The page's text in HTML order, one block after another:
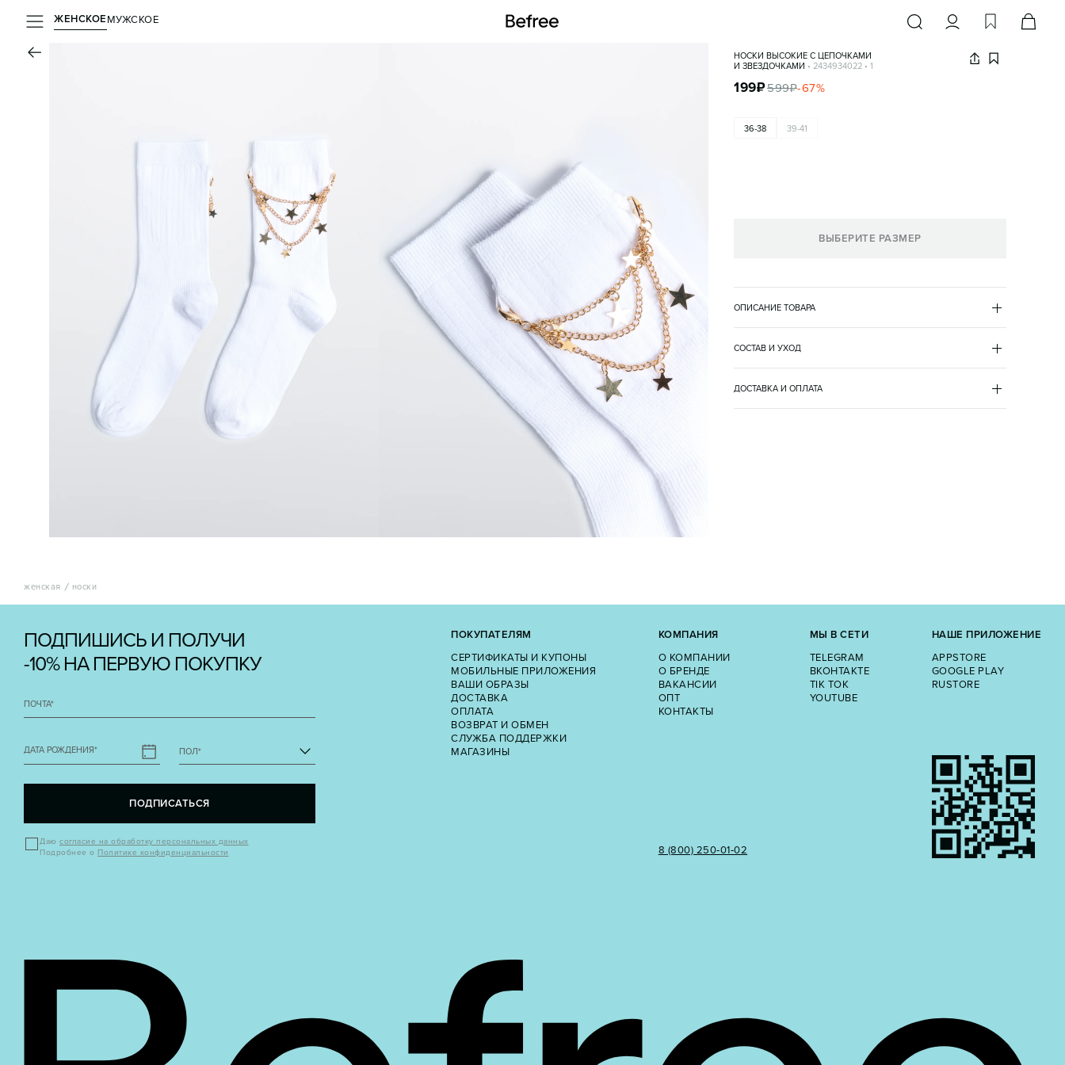
ЖЕНСКОЕМУЖСКОЕ
НОСКИ ВЫСОКИЕ С ЦЕПОЧКАМИ
И ЗВЕЗДОЧКАМИ • 2434934022 • 1
199₽599₽-67%
ВЫБЕРИТЕ РАЗМЕР
36-38 39-41
ОПИСАНИЕ ТОВАРА
БЕЛЫЙ• 1
СОСТАВ И УХОД
ДОСТАВКА И ОПЛАТА
женская носки
ПОДПИШИСЬ И ПОЛУЧИ
-10% НА ПЕРВУЮ ПОКУПКУ
ПОЧТА*
ДАТА РОЖДЕНИЯ* ПОЛ*
ПОДПИСАТЬСЯ
Даю согласие на обработку персональных данных
Подробнее о Политике конфиденциальности
ПОКУПАТЕЛЯМ
СЕРТИФИКАТЫ И КУПОНЫ
МОБИЛЬНЫЕ ПРИЛОЖЕНИЯ
ВАШИ ОБРАЗЫ
ДОСТАВКА
ОПЛАТА
ВОЗВРАТ И ОБМЕН
СЛУЖБА ПОДДЕРЖКИ
МАГАЗИНЫ
КОМПАНИЯ
О КОМПАНИИ
О БРЕНДЕ
ВАКАНСИИ
ОПТ
КОНТАКТЫ
8 (800) 250‑01‑02
МЫ В СЕТИ
TELEGRAM
ВКОНТАКТЕ
TIK TOK
YOUTUBE
НАШЕ ПРИЛОЖЕНИЕ
APPSTORE
GOOGLE PLAY
RUSTORE